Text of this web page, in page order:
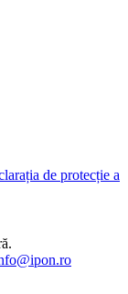
de protecție a